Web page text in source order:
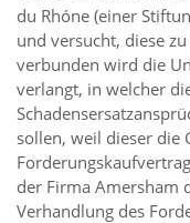
du Rhóne (einer
und versucht, diese
verbunden wird die
verlangt, in welcher
sollen, weil dieser die
der Firma Amersham
Verhandlung des